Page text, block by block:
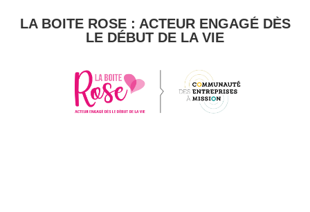
LA BOITE ROSE : ACTEUR ENGAGÉ DÈS
LE DÉBUT DE LA VIE